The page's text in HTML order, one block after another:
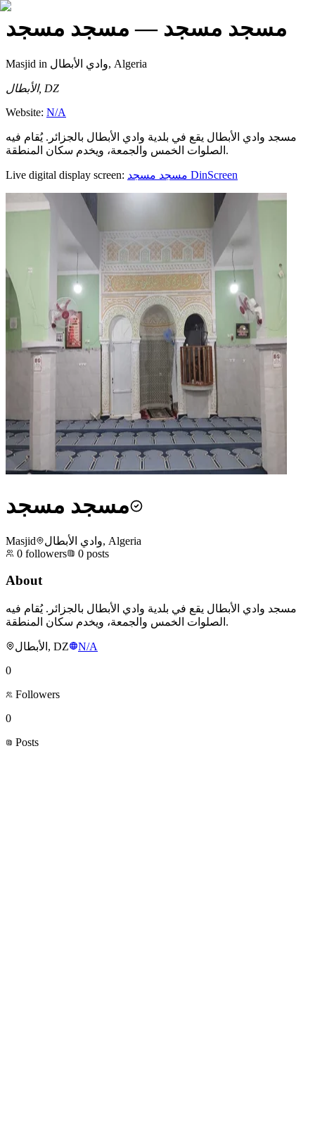
مسجد مسجد — مسجد مسجد
Masjid in وادي الأبطال, Algeria
الأبطال, DZ
Website: N/A
مسجد وادي الأبطال يقع في بلدية وادي الأبطال بالجزائر. يُقام فيه
الصلوات الخمس والجمعة، ويخدم سكان المنطقة.
Live digital display screen: مسجد مسجد DinScreen
مسجد مسجد
Masjid
وادي الأبطال, Algeria
0 followers 0 posts
About
مسجد وادي الأبطال يقع في بلدية وادي الأبطال بالجزائر. يُقام فيه
الصلوات الخمس والجمعة، ويخدم سكان المنطقة.
الأبطال, DZ
N/A
0
Followers
0
Posts